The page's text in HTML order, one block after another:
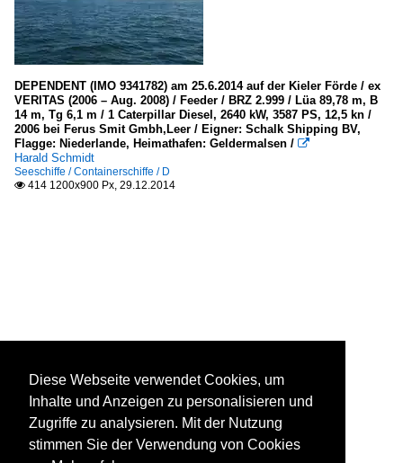
DEPENDENT (IMO 9341782) am 25.6.2014 auf der Kieler Förde / ex
VERITAS (2006 – Aug. 2008) / Feeder / BRZ 2.999 / Lüa 89,78 m, B
14 m, Tg 6,1 m / 1 Caterpillar Diesel, 2640 kW, 3587 PS, 12,5 kn /
2006 bei Ferus Smit Gmbh,Leer / Eigner: Schalk Shipping BV,
Flagge: Niederlande, Heimathafen: Geldermalsen / 
Harald Schmidt
Seeschiffe / Containerschiffe / D
 414 1200x900 Px, 29.12.2014
Diese Webseite verwendet Cookies, um
Inhalte und Anzeigen zu personalisieren und
Zugriffe zu analysieren. Mit der Nutzung
stimmen Sie der Verwendung von Cookies